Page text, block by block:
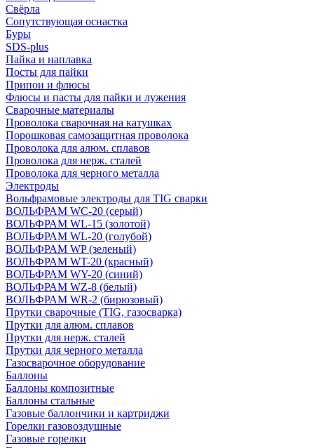
Свёрла
Сопутствующая оснастка
Буры
SDS-plus
Пайка и наплавка
Посты для пайки
Припои и флюсы
Флюсы и пасты для пайки и лужения
Сварочные материалы
Проволока сварочная на катушках
Порошковая самозащитная проволока
Проволока для алюм. сплавов
Проволока для нерж. сталей
Проволока для черного металла
Электроды
Вольфрамовые электроды для TIG сварки
ВОЛЬФРАМ WC-20 (серый)
ВОЛЬФРАМ WL-15 (золотой)
ВОЛЬФРАМ WL-20 (голубой)
ВОЛЬФРАМ WP (зеленый)
ВОЛЬФРАМ WT-20 (красный)
ВОЛЬФРАМ WY-20 (синий)
ВОЛЬФРАМ WZ-8 (белый)
ВОЛЬФРАМ WR-2 (бирюзовый)
Прутки сварочные (TIG, газосварка)
Прутки для алюм. сплавов
Прутки для нерж. сталей
Прутки для черного металла
Газосварочное оборудование
Баллоны
Баллоны композитные
Баллоны стальные
Газовые баллончики и картриджи
Горелки газовоздушные
Газовые горелки